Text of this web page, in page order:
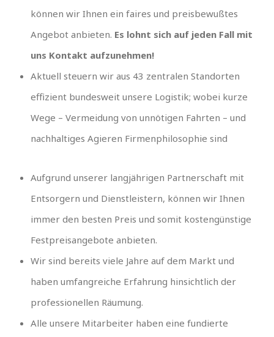
können wir Ihnen ein faires und preisbewußtes
Angebot anbieten. Es lohnt sich auf jeden Fall mit
uns Kontakt aufzunehmen!
Aktuell steuern wir aus 43 zentralen Standorten
effizient bundesweit unsere Logistik; wobei kurze
Wege – Vermeidung von unnötigen Fahrten – und
nachhaltiges Agieren Firmenphilosophie sind
Aufgrund unserer langjährigen Partnerschaft mit
Entsorgern und Dienstleistern, können wir Ihnen
immer den besten Preis und somit kostengünstige
Festpreisangebote anbieten.
Wir sind bereits viele Jahre auf dem Markt und
haben umfangreiche Erfahrung hinsichtlich der
professionellen Räumung.
Alle unsere Mitarbeiter haben eine fundierte